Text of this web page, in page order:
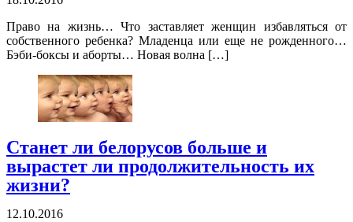
Право на жизнь… Что заставляет женщин избавляться от
собственного ребенка? Младенца или еще не рожденного…
Бэби-боксы и аборты… Новая волна […]
Станет ли белорусов больше и
вырастет ли продолжительность их
жизни?
12.10.2016